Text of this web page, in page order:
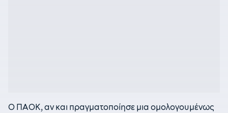
Ο ΠΑΟΚ, αν και πραγματοποίησε μια ομολογουμένως